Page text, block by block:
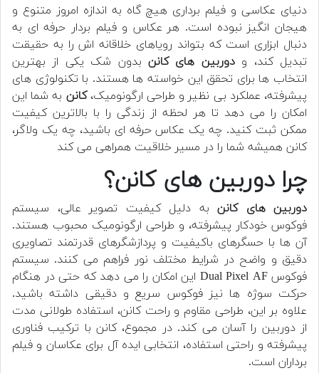
دنیای عکاسی و فیلم برداری هیچ گاه به اندازه امروز متنوع و
هیجان انگیز نبوده است. هر عکاس و فیلم بردار حرفه ای به
دنبال ابزاری است که بتواند رویاهای خلاقانه اش را به حقیقت
تبدیل کند، ودوربین های کانن بدون شک یکی از بهترین
انتخاب ها برای تحقق این خواسته ها هستند. با تکنولوژی های
پیشرفته، عملکرد بی نظیر و طراحی ارگونومیک،کانن به شما این
امکان را می دهد تا هر لحظه از زندگی را با بالاترین کیفیت
ممکن ثبت کنید. چه یک عکاس حرفه ای باشید، چه یک ولاگر،
کانن همیشه شما را در مسیر خلاقیت همراهی می کند
چرا دوربین های کانن؟
دوربین های کانن به دلیل کیفیت تصویر عالی، سیستم
فوکوس خودکار پیشرفته، و طراحی ارگونومیک محبوب هستند.
آن ها با حسگرهای باکیفیت و پردازشگرهای قدرتمند تصاویری
دقیق و واضح در شرایط مختلف نور فراهم می کنند. سیستم
فوکوس Dual Pixel AF این امکان را می دهد که حتی در هنگام
حرکت سوژه ها نیز فوکوس سریع و دقیقی داشته باشید.
علاوه بر این، طراحی مقاوم و راحت کانن، استفاده طولانی مدت
از دوربین را آسان می کند. در مجموع، کانن با ترکیب فناوری
پیشرفته و راحتی استفاده، انتخابی ایده آل برای عکاسان و فیلم
برداران است.